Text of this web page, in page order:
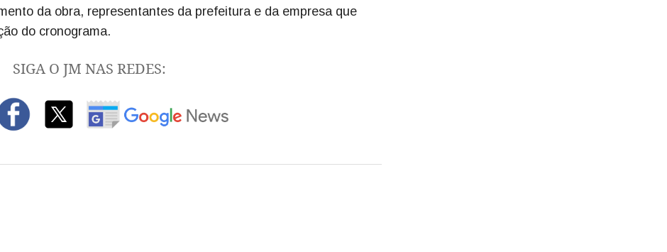
da obra, representantes da prefeitura e da empresa que
do cronograma.
SIGA O JM NAS REDES: